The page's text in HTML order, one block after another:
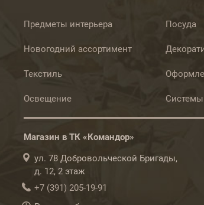
Предметы интерьера
Новогодний ассортимент
Текстиль
Освещение
Посуда
Системы
Магазин в ТК «Командор»
ул. 78 Добровольческой Бригады,
д. 12, 2 этаж
+7 (391) 205-19-91